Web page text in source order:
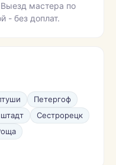
Выезд мастера по
- без доплат.
Петергоф
Сестрорецк